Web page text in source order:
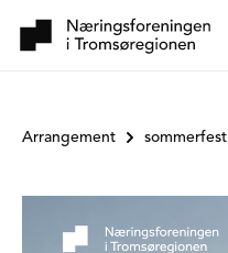
Arrangement sommerfest